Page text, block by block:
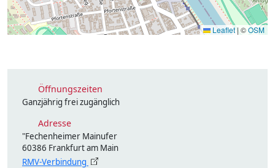
Leaflet|©OSM
Öffnungszeiten
Ganzjährig frei zugänglich
Adresse
"Fechenheimer Mainufer
60386 Frankfurt am Main
RMV-Verbindung